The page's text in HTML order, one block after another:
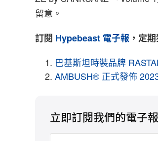
留意。
訂閱 Hypebeast 電子報 ，定
巴基斯坦時裝品牌
AMBUSH® 正式發佈
立即訂閱我們的電子